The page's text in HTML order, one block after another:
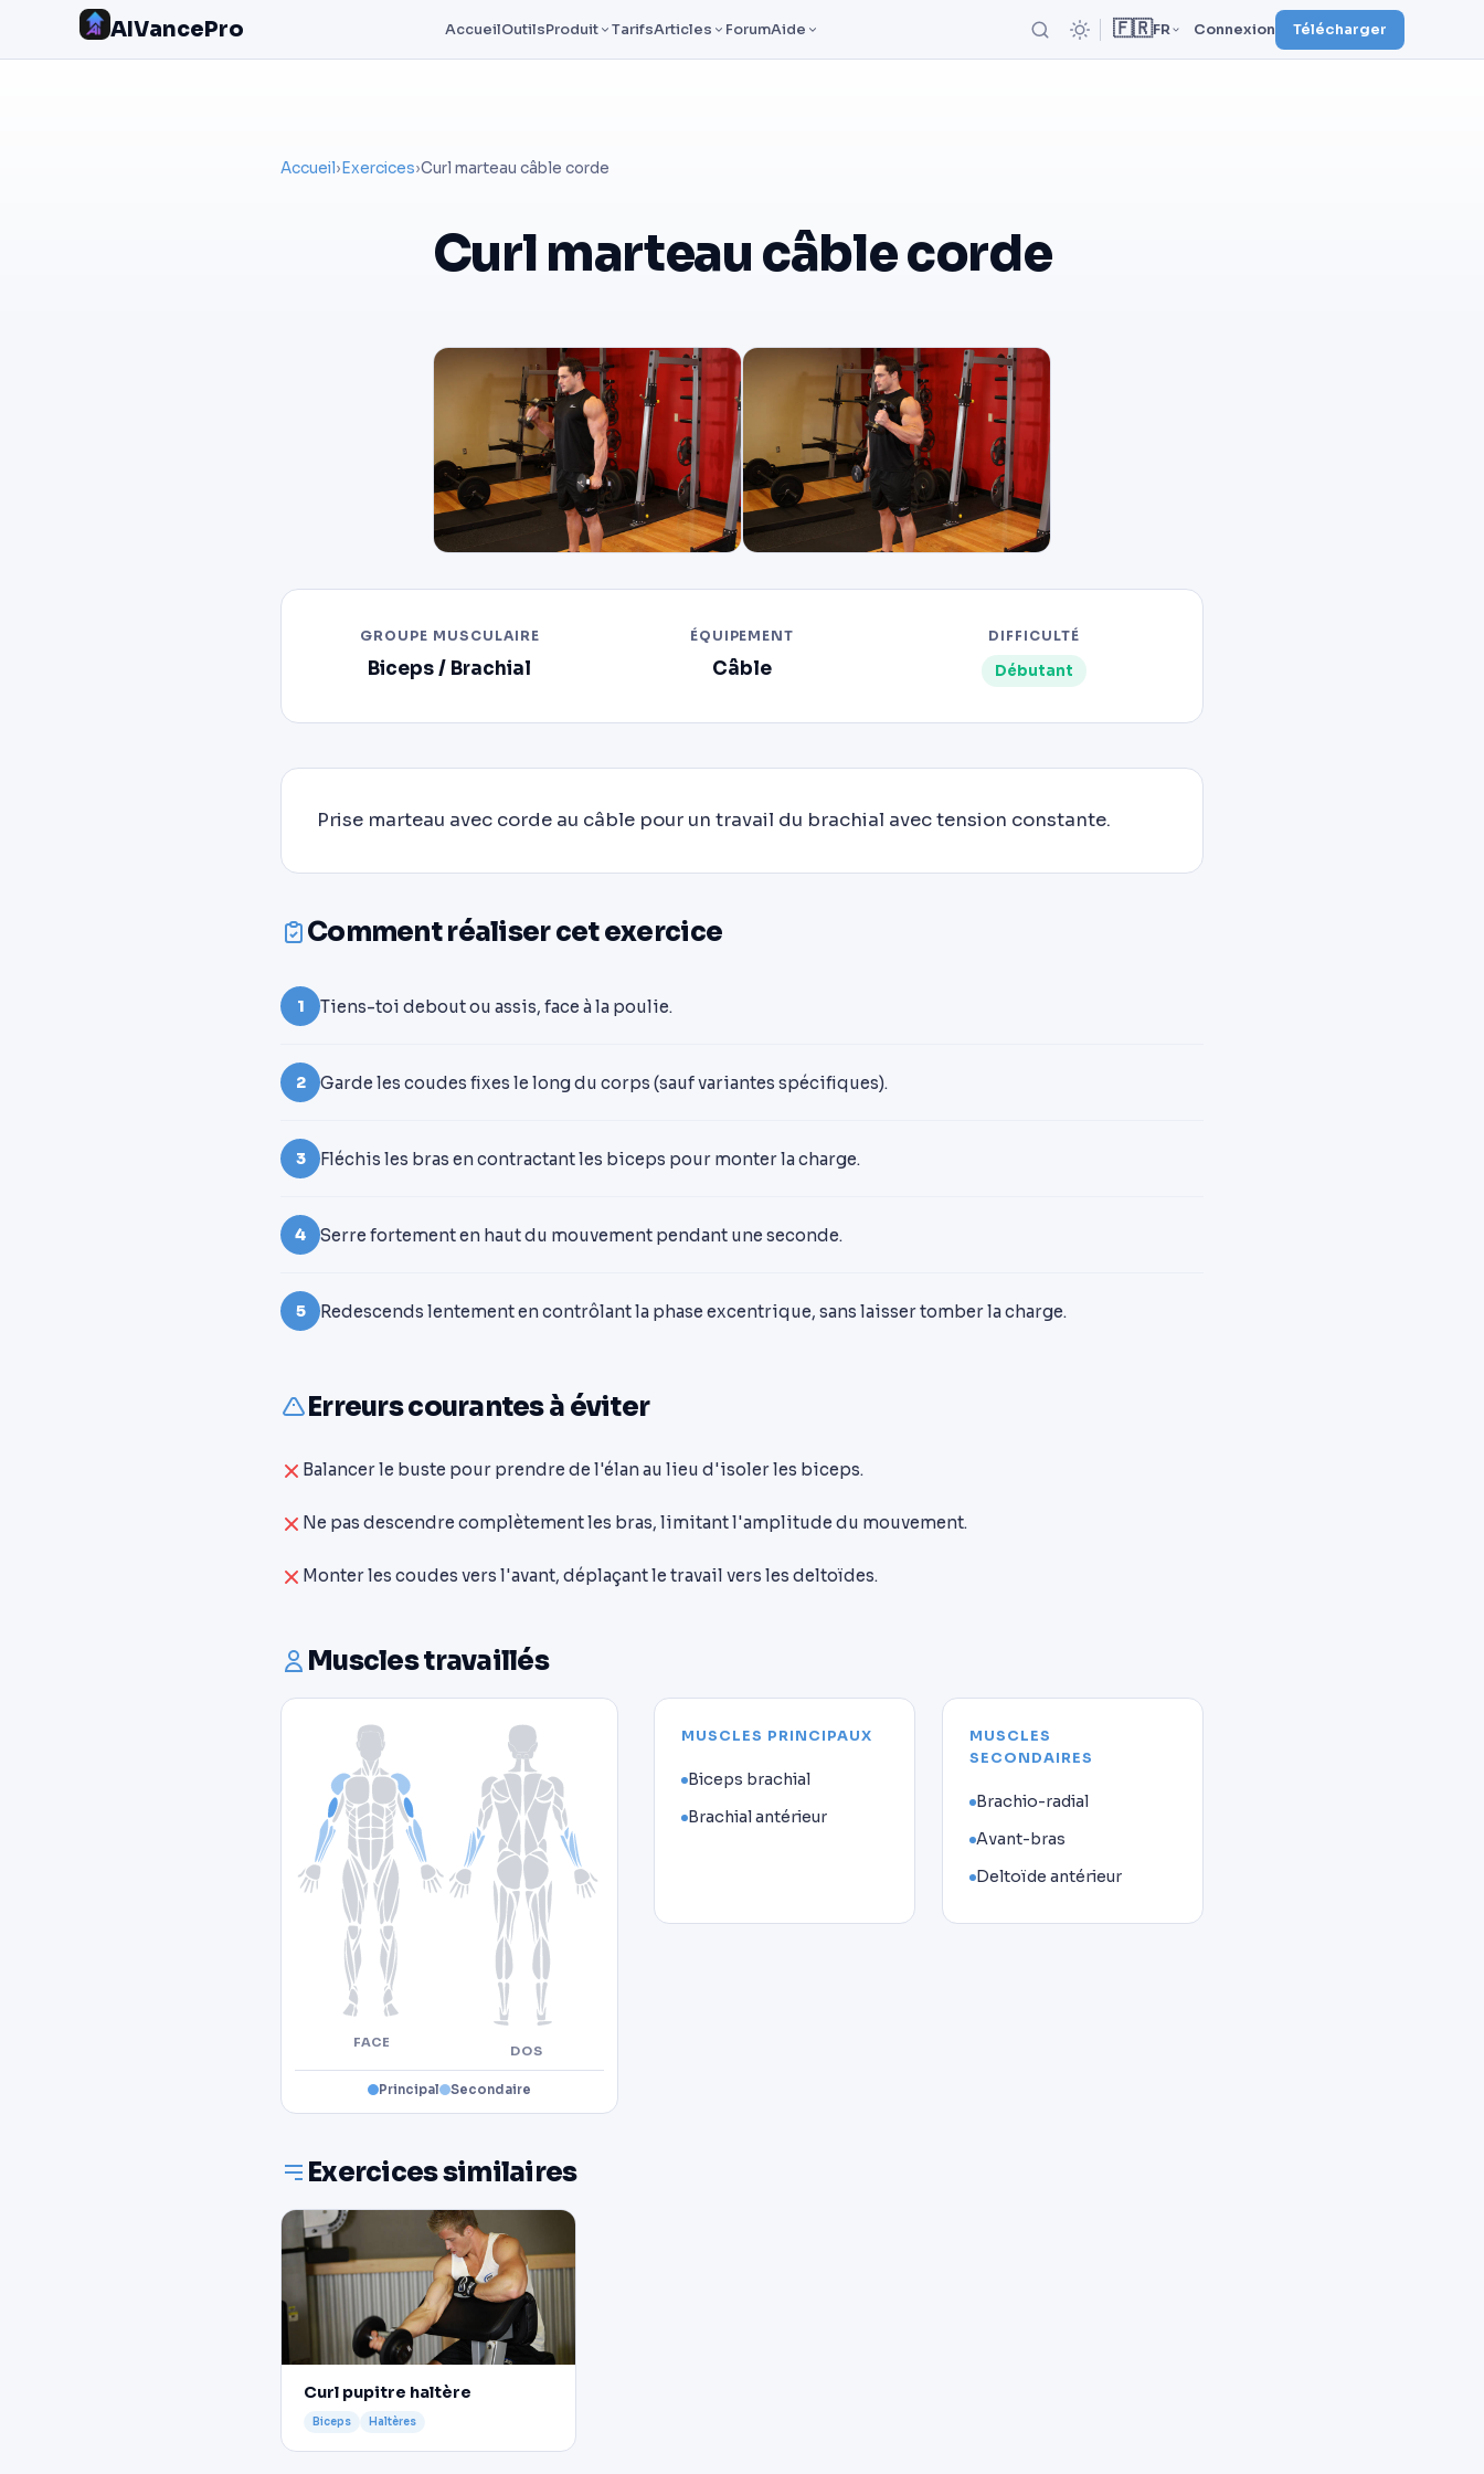
AIVancePro AccueilOutilsProduit TarifsArticles ForumAide 🇫🇷FR Connexion Télécharger
Accueil› Exercices›Curl marteau câble corde
Curl marteau câble corde
GROUPE MUSCULAIRE
Biceps / Brachial
ÉQUIPEMENT
Câble
DIFFICULTÉ
Débutant
Prise marteau avec corde au câble pour un travail du brachial avec tension constante.
Comment réaliser cet exercice
1 Tiens-toi debout ou assis, face à la poulie.
2 Garde les coudes fixes le long du corps (sauf variantes spécifiques).
3 Fléchis les bras en contractant les biceps pour monter la charge.
4 Serre fortement en haut du mouvement pendant une seconde.
5 Redescends lentement en contrôlant la phase excentrique, sans laisser tomber la charge.
Erreurs courantes à éviter
Balancer le buste pour prendre de l'élan au lieu d'isoler les biceps.
Ne pas descendre complètement les bras, limitant l'amplitude du mouvement.
Monter les coudes vers l'avant, déplaçant le travail vers les deltoïdes.
Muscles travaillés
FACE
DOS
Principal Secondaire
MUSCLES PRINCIPAUX
Biceps brachial
Brachial antérieur
MUSCLES
SECONDAIRES
Brachio-radial
Avant-bras
Deltoïde antérieur
Exercices similaires
Curl pupitre haltère
Biceps Haltères